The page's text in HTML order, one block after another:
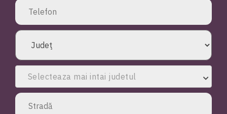
Selecteaza mai intai judetul